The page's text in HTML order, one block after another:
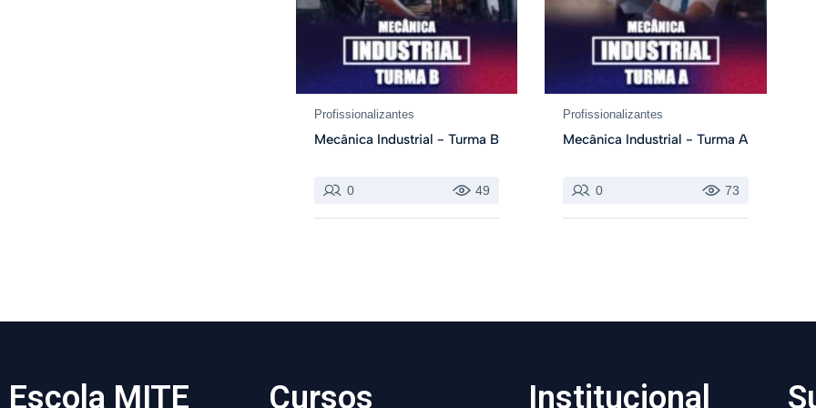
Profissionalizantes
Mecânica Industrial - Turma B
0 49
Profissionalizantes
Mecânica Industrial - Turma A
0 73
Escola MITE Cursos Institucional